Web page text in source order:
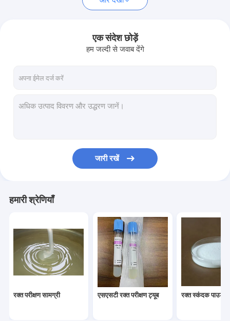
एसएसटी रक्त परीक्षण ट्यूब
उपभोग्य चिकित्सा सामग्री
एक संदेश छोड़ें
हम जल्दी से जवाब देंगे
जारी रखें
हमारी श्रेणियाँ
रक्त परीक्षण सामग्री एसएसटी रक्त परीक्षण ट्यूब रक्त स्कंदक पाउडर